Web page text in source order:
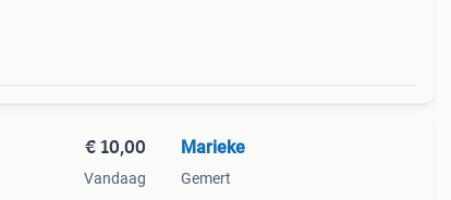
€ 10,00
Vandaag
Marieke
Gemert